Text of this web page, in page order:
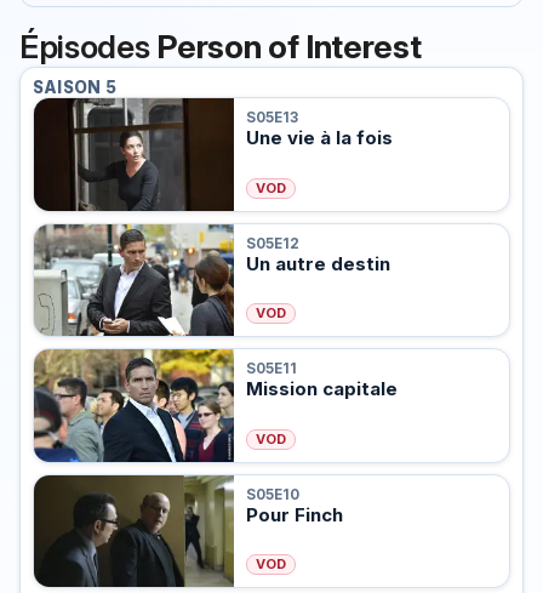
Épisodes Person of Interest
SAISON 5
S05E13
Une vie à la fois
VOD
S05E12
Un autre destin
VOD
S05E11
Mission capitale
VOD
S05E10
Pour Finch
VOD